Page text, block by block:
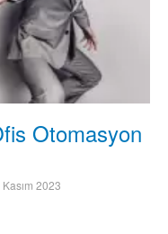
Otomasyon
Kasım 2023